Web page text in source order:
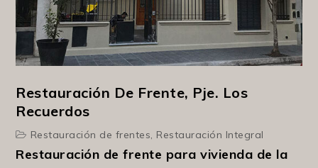
Restauración De Frente, Pje. Los
Recuerdos
Restauración de frentes, Restauración Integral
Restauración de frente para vivienda de la